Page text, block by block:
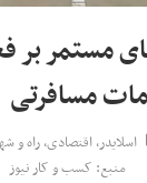
مستمر بر
مسافرتی
اسلایدر,اقتصادی,راه و
منبع: کسب و کار نیوز